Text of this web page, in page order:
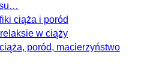
ciąża i poród
w ciąży
poród, macierzyństwo